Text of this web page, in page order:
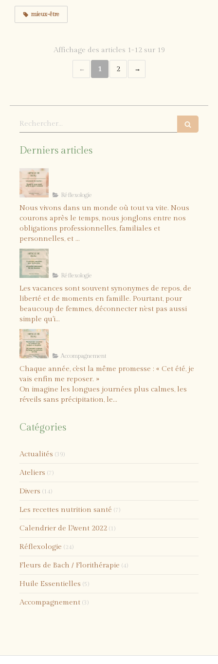
mieux-être
Affichage des articles 1-12 sur 19
1 2
Rechercher
Derniers articles
besoin
Réflexologie
Nous vivons dans un monde où tout va vite. Nous
courons après le temps, nous jonglons entre nos
obligations professionnelles, familiales et
personnelles, et ...
pleinement de vos vacances
Réflexologie
Les vacances sont souvent synonymes de repos, de
liberté et de moments en famille. Pourtant, pour
beaucoup de femmes, déconnecter n'est pas aussi
simple qu'i...
Accompagnement
Chaque année, c'est la même promesse : « Cet été, je
vais enfin me reposer. »
On imagine les longues journées plus calmes, les
réveils sans précipitation, le...
Catégories
Actualités (39)
Ateliers (7)
Divers (14)
Les recettes nutrition santé (7)
Calendrier de l'Avent 2022 (1)
Réflexologie (24)
Fleurs de Bach / Florithérapie (4)
Huile Essentielles (5)
Accompagnement (3)